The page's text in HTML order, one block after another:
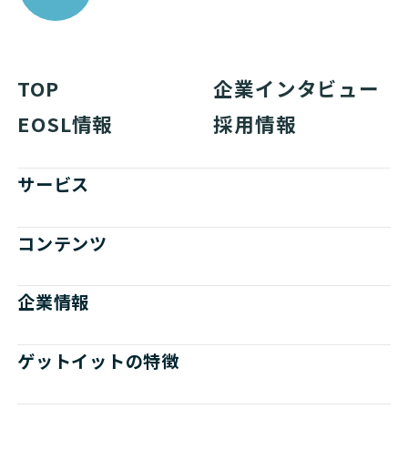
TOP
企業インタビュー
EOSL情報
採用情報
サービス
コンテンツ
企業情報
ゲットイットの特徴